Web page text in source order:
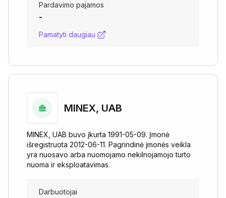
Pardavimo pajamos
-
Pamatyti daugiau
MINEX, UAB
MINEX, UAB buvo įkurta 1991-05-09. Įmonė
išregistruota 2012-06-11. Pagrindinė įmonės veikla
yra nuosavo arba nuomojamo nekilnojamojo turto
nuoma ir eksploatavimas.
Darbuotojai